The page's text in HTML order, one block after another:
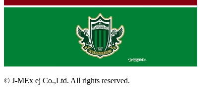
© J-MEx ej Co.,Ltd. All rights reserved.